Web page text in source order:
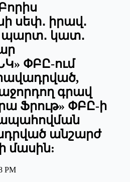
սեփ․ իրավ․
կատ․
ՓԲԸ-ում
գրավ
Ֆրութ» ՓԲԸ-ի
անշարժ
մասին:
PM